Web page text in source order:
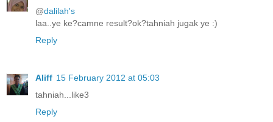
@dalilah's
laa..ye ke?camne result?ok?tahniah jugak ye :)
Reply
Aliff 15 February 2012 at 05:03
tahniah...like3
Reply